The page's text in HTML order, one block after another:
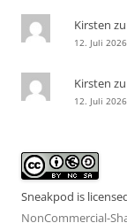
Kirsten zu
12. Juli 2026
Kirsten zu
12. Juli 2026
Sneakpod is
NonCommercial-